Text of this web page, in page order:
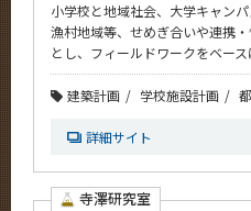
小学校と地域社会、大学キャン
漁村地域等、せめぎ合いや連携
とし、フィールドワークをベース
建築計画 学校施設計画
詳細サイト
寺澤研究室